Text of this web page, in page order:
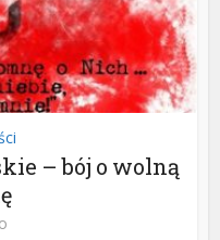
– bój o wolną